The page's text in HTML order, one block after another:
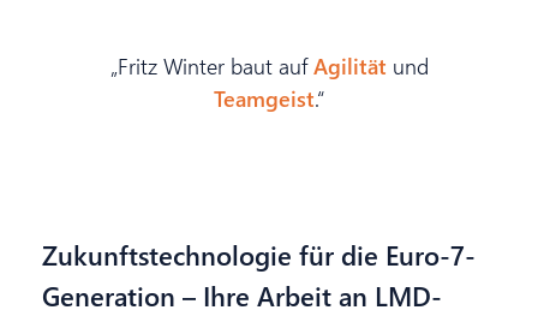
„Fritz Winter baut aufAgilität und
Teamgeist.“
Zukunftstechnologie für die Euro-7-
Generation – Ihre Arbeit an LMD-